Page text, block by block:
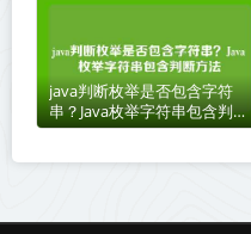
java判断枚举是否包含字符
串？Java枚举字符串包含判断
方法